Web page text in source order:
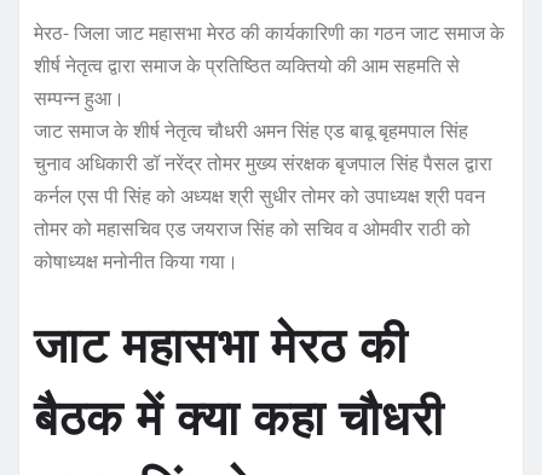
मेरठ- जिला जाट महासभा मेरठ की कार्यकारिणी का गठन जाट समाज के
शीर्ष नेतृत्व द्वारा समाज के प्रतिष्ठित व्यक्तियो की आम सहमति से
सम्पन्न हुआ।
जाट समाज के शीर्ष नेतृत्व चौधरी अमन सिंह एड बाबू बृहमपाल सिंह
चुनाव अधिकारी डॉ नरेंद्र तोमर मुख्य संरक्षक बृजपाल सिंह पैसल द्वारा
कर्नल एस पी सिंह को अध्यक्ष श्री सुधीर तोमर को उपाध्यक्ष श्री पवन
तोमर को महासचिव एड जयराज सिंह को सचिव व ओमवीर राठी को
कोषाध्यक्ष मनोनीत किया गया।
जाट महासभा मेरठ की
बैठक मेंक्या कहा चौधरी